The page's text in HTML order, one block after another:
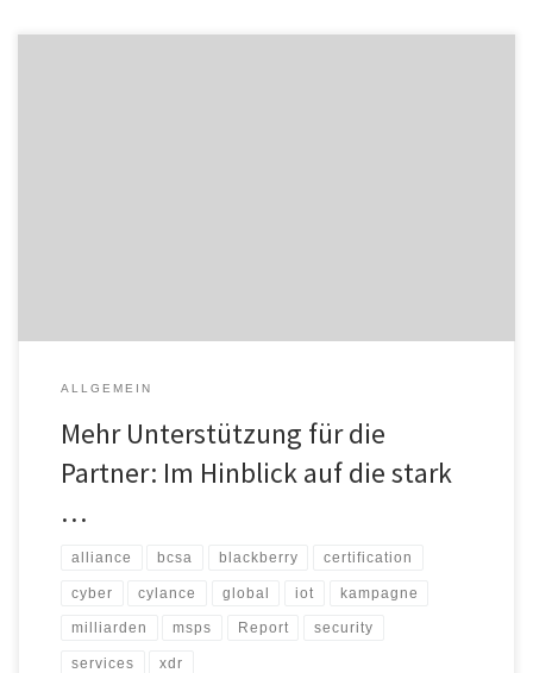
ALLGEMEIN
Mehr Unterstützung für die
Partner: Im Hinblick auf die stark
…
alliance bcsa blackberry certification
cyber cylance global iot kampagne
milliarden msps Report security
services xdr